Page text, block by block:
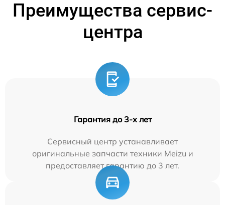
Преимущества сервис-
центра
Гарантия до 3-х лет
Сервисный центр устанавливает
оригинальные запчасти техники Meizu и
предоставляет гарантию до 3 лет.